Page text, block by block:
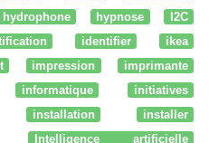
hydrophone hypnose
I2C
identifier
ikea
impression
imprimante
informatique
initiatives
installation
installer
Intelligence artificielle